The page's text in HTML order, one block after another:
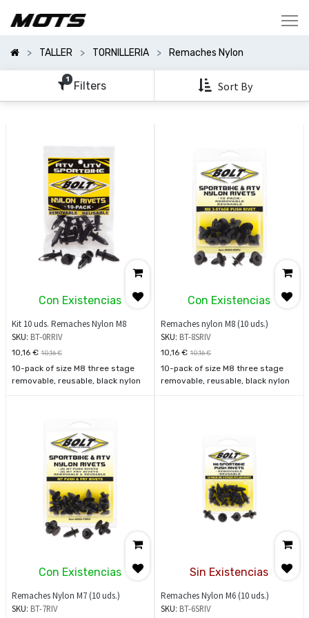
TALLER TORNILLERIA Remaches Nylon
1 Filters Sort By
Categorías
Mostrar
Opciones
Con Existencias
Kit 10 uds. Remaches Nylon M8
SKU: BT-0RRIV
10,16€ 10,16€
10-pack of size M8 three stage
removable, reusable, black nylon
Con Existencias
Remaches nylon M8 (10 uds.)
SKU: BT-8SRIV
10,16 € 10,16€
10-pack of size M8 three stage
removable, reusable, black nylon
Con Existencias
Remaches Nylon M7 (10 uds.)
SKU: BT-7RIV
Sin Existencias
Remaches Nylon M6 (10 uds.)
SKU: BT-6SRIV